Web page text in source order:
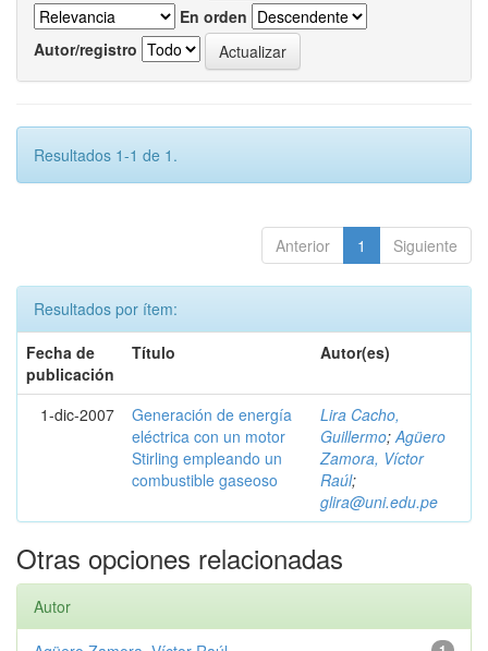
En orden
Autor/registro
Resultados 1-1 de 1.
Anterior 1 Siguiente
Resultados por ítem:
Fecha de
publicación
Título Autor(es)
1-dic-2007
Generación de energía
eléctrica con un motor
Stirling empleando un
combustible gaseoso
Lira Cacho,
Guillermo; Agüero
Zamora, Víctor
Raúl;
glira@uni.edu.pe
Otras opciones relacionadas
Autor